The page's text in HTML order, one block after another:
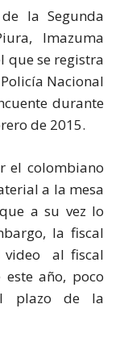
la Segunda
Imazuma
que se registra
Nacional
durante
de 2015.
el colombiano
a la mesa
a su vez lo
la fiscal
video al fiscal
año, poco
plazo de la